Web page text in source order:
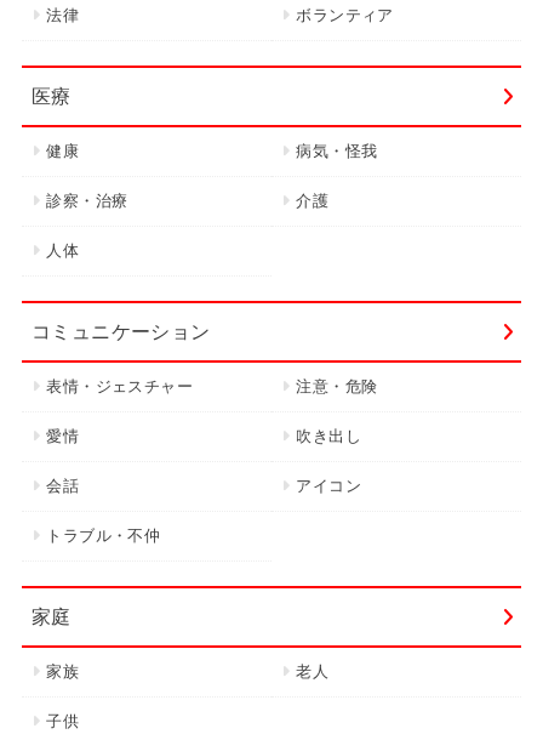
法律 ボランティア
医療
健康 病気・怪我
診察・治療 介護
人体
コミュニケーション
表情・ジェスチャー 注意・危険
愛情 吹き出し
会話 アイコン
トラブル・不仲
家庭
家族 老人
子供